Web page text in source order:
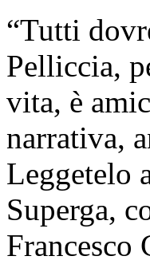
“Tutti
Pelliccia,
vita, è
narrativa,
Leggetelo
Superga,
Francesco